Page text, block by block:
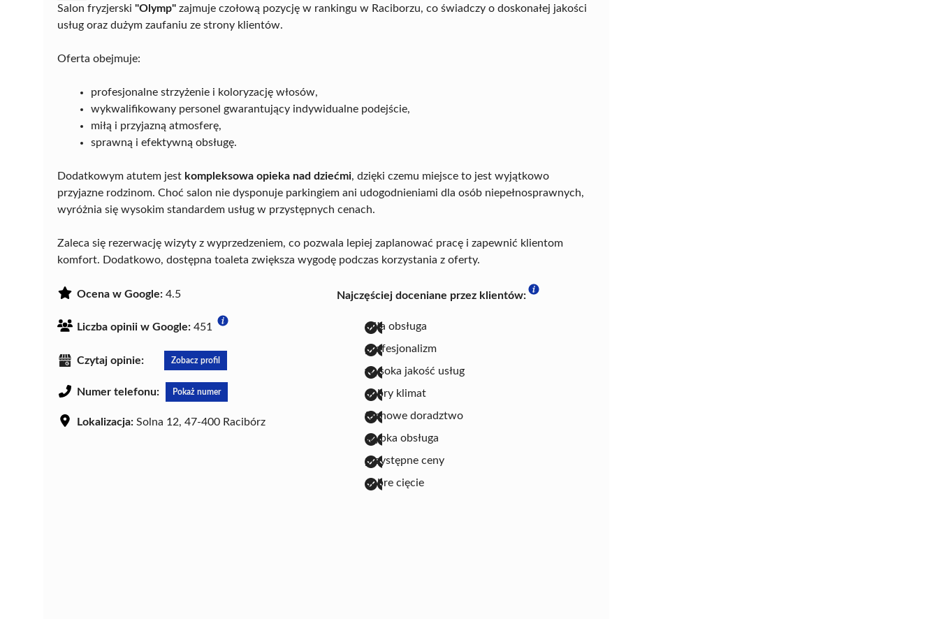
Salon fryzjerski "Olymp" zajmuje czołową pozycję w rankingu w Raciborzu, co świadczy o doskonałej jakości
usług oraz dużym zaufaniu ze strony klientów.
Oferta obejmuje:
profesjonalne strzyżenie i koloryzację włosów,
wykwalifikowany personel gwarantujący indywidualne podejście,
miłą i przyjazną atmosferę,
sprawną i efektywną obsługę.
Dodatkowym atutem jest kompleksowa opieka nad dziećmi, dzięki czemu miejsce to jest wyjątkowo
przyjazne rodzinom. Choć salon nie dysponuje parkingiem ani udogodnieniami dla osób niepełnosprawnych,
wyróżnia się wysokim standardem usług w przystępnych cenach.
Zaleca się rezerwację wizyty z wyprzedzeniem, co pozwala lepiej zaplanować pracę i zapewnić klientom
komfort. Dodatkowo, dostępna toaleta zwiększa wygodę podczas korzystania z oferty.
Ocena w Google: 4.5
Liczba opinii w Google: 451
Czytaj opinie: Zobacz profil
Numer telefonu: Pokaż numer
Lokalizacja: Solna 12, 47-400 Racibórz
Najczęściej doceniane przez klientów:
miła obsługa
profesjonalizm
wysoka jakość usług
dobry klimat
fachowe doradztwo
szybka obsługa
przystępne ceny
dobre cięcie